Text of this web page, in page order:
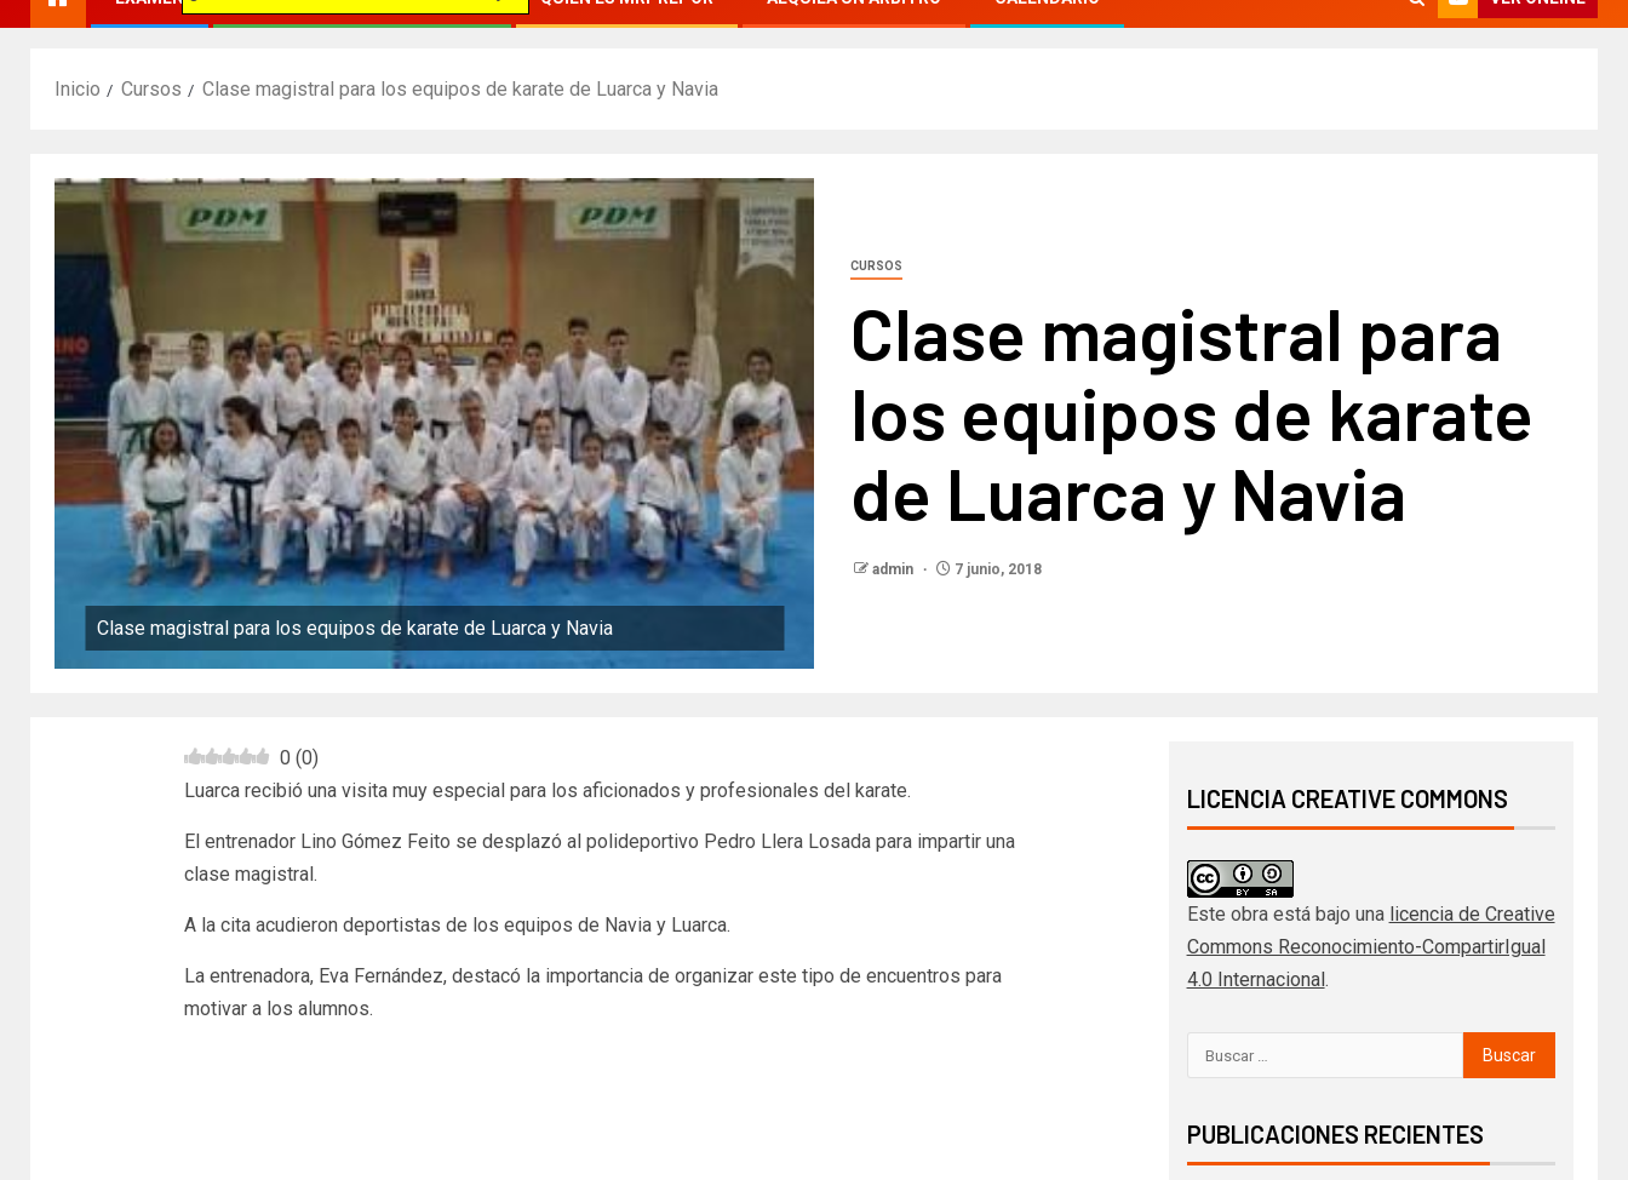
Inicio Cursos Clase magistral para los equipos de karate de Luarca y Navia
Clase magistral para los equipos de karate de Luarca y Navia
CURSOS
Clase magistral para
los equipos de karate
de Luarca y Navia
admin 7 junio, 2018
0 (0)
Luarca recibió una visita muy especial para los aficionados y profesionales del karate.
El entrenador Lino Gómez Feito se desplazó al polideportivo Pedro Llera Losada para impartir una
clase magistral.
A la cita acudieron deportistas de los equipos de Navia y Luarca.
La entrenadora, Eva Fernández, destacó la importancia de organizar este tipo de encuentros para
motivar a los alumnos.
LICENCIA CREATIVE COMMONS
Este obra está bajo una licencia de Creative
Commons Reconocimiento-CompartirIgual
4.0 Internacional .
PUBLICACIONES RECIENTES